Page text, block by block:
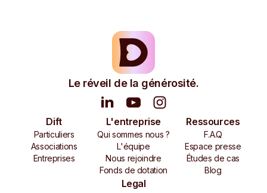
Le réveil de la générosité.
Dift
Particuliers
Associations
Entreprises
L'entreprise
Qui sommes nous ?
L'équipe
Nous rejoindre
Fonds de dotation
Ressources
F.A.Q
Espace presse
Études de cas
Blog
Legal